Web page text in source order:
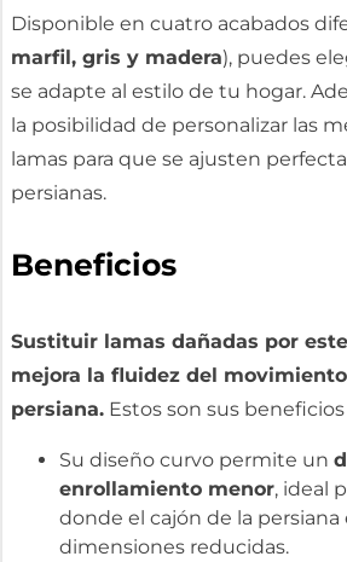
Disponible en cuatro acabados
marfil, gris y madera), puedes
se adapte al estilo de tu hogar.
la posibilidad de personalizar las
lamas para que se ajusten
persianas.
Beneficios
Sustituir lamas dañadas por
mejora la fluidez del
persiana. Estos son sus
Su diseño curvo permite un
enrollamiento menor, ideal
donde el cajón de la persiana
dimensiones reducidas.